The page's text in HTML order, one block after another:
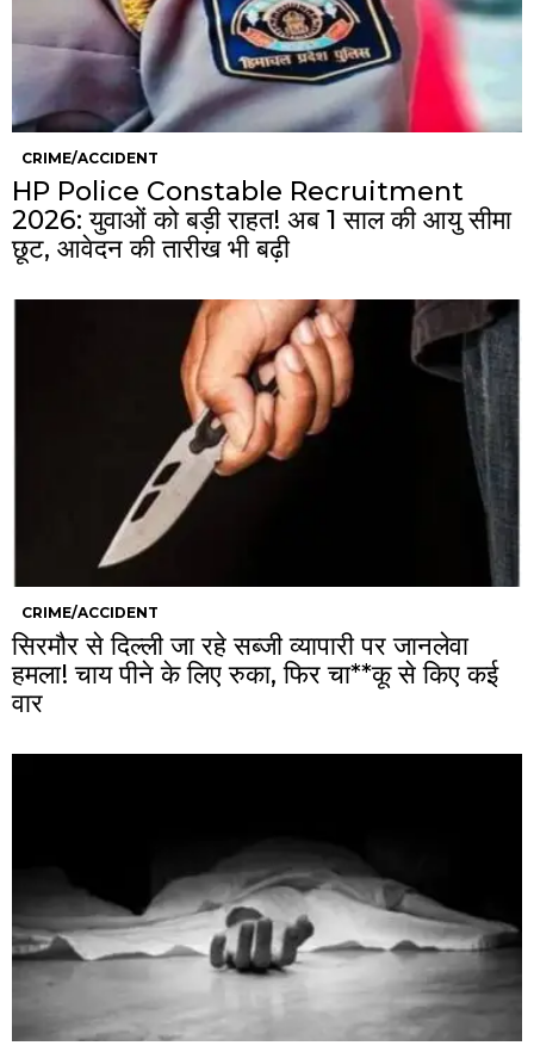
CRIME/ACCIDENT
HP Police Constable Recruitment
2026: युवाओं को बड़ी राहत! अब 1 साल की आयु सीमा
छूट, आवेदन की तारीख भी बढ़ी
CRIME/ACCIDENT
सिरमौर से दिल्ली जा रहे सब्जी व्यापारी पर जानलेवा
हमला! चाय पीने के लिए रुका, फिर चा**कू से किए कई
वार